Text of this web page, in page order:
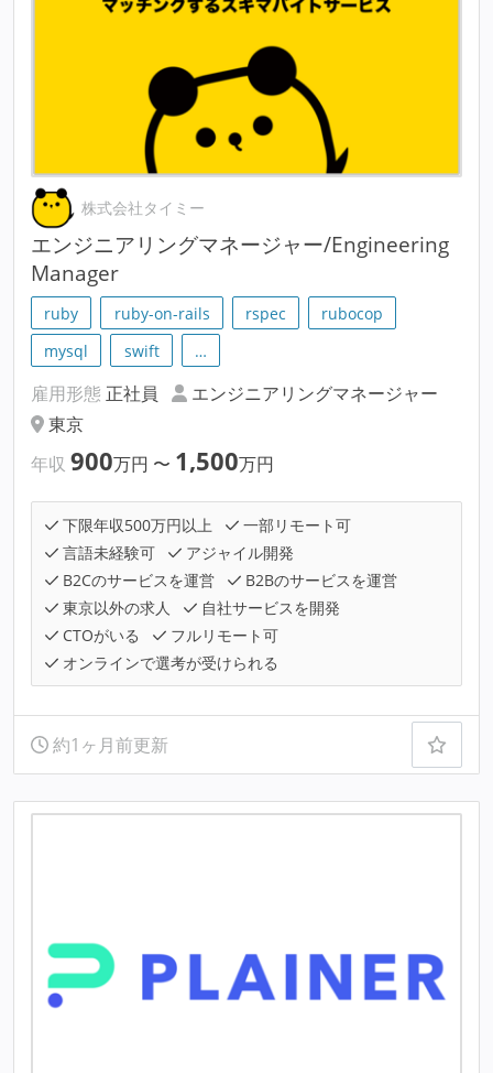
株式会社タイミー
エンジニアリングマネージャー/Engineering
Manager
ruby ruby-on-rails rspec
rubocop
mysql
swift …
雇用形態 正社員
エンジニアリングマネージャー
東京
年収 900万円 〜 1,500万円
下限年収500万円以上
一部リモート可
言語未経験可
アジャイル開発
B2Cのサービスを運営
B2Bのサービスを運営
東京以外の求人
自社サービスを開発
CTOがいる
フルリモート可
オンラインで選考が受けられる
約1ヶ月前更新